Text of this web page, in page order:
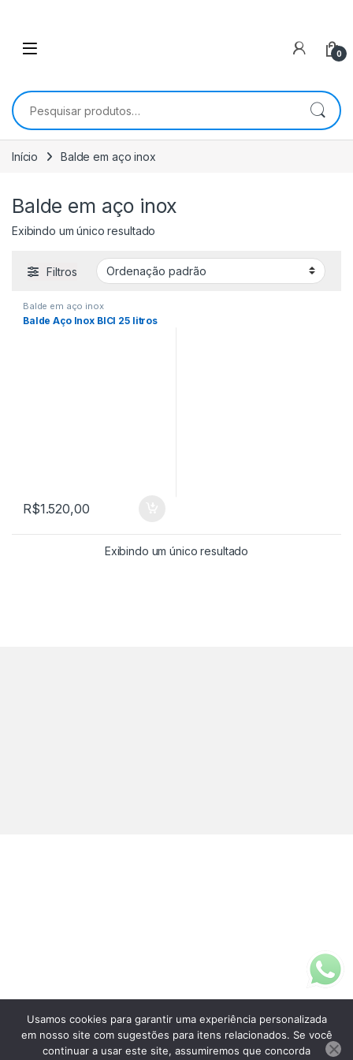
0
Pesquisar por:
Início Balde em aço inox
Balde em aço inox
Exibindo um único resultado
Filtros
Balde em aço inox
Balde Aço Inox BICI 25 litros
R$1.520,00
Exibindo um único resultado
Fale Conosco
(11)3313-5200
Usamos cookies para garantir uma experiência personalizada
em nosso site com sugestões para itens relacionados. Se você
continuar a usar este site, assumiremos que concorda